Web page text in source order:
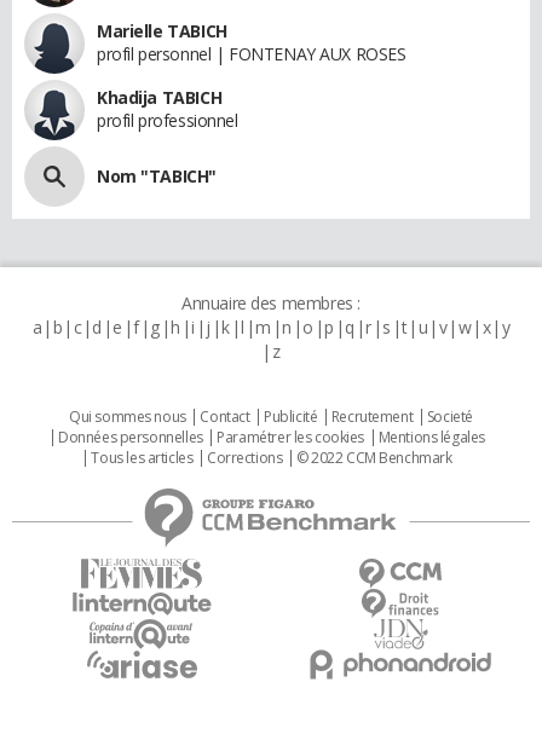
Marielle TABICH
profil personnel | FONTENAY AUX ROSES
Khadija TABICH
profil professionnel
Nom "TABICH"
Annuaire des membres :
a b c d e f g h i j k l m n o p q r s t u v w x y
z
Qui sommes nous Contact Publicité Recrutement
Societé
Données personnelles
Paramétrer les cookies
Mentions légales
Tous les articles
Corrections © 2022 CCM Benchmark